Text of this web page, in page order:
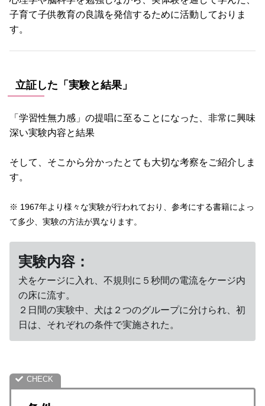
子育て子供教育の良識を発信するために活動しておりま
す。
立証した「実験と結果」
「学習性無力感」の提唱に至ることになった、非常に興味
深い実験内容と結果
そして、そこから分かったとても大切な考察をご紹介しま
す。
※ 1967年より様々な実験が行われており、参考にする書籍によっ
て多少、実験の方法が異なります。
実験内容：
犬をケージに入れ、不規則に５秒間の電流をケージ内
の床に流す。
２日間の実験中、犬は２つのグループに分けられ、初
日は、それぞれの条件で実施された。